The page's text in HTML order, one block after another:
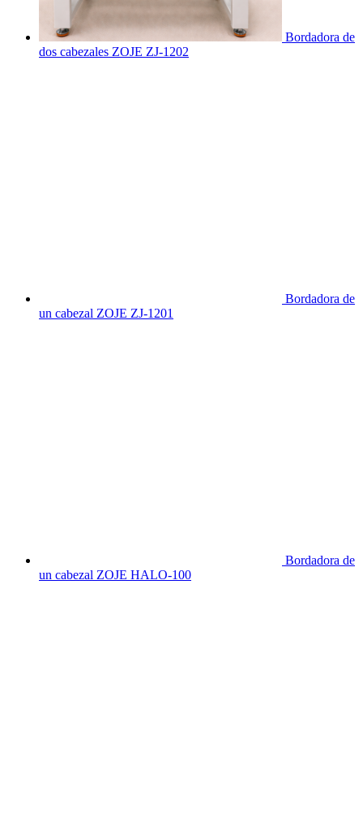
Bordadora de
dos cabezales ZOJE ZJ-1202
Bordadora de
un cabezal ZOJE ZJ-1201
Bordadora de
un cabezal ZOJE HALO-100